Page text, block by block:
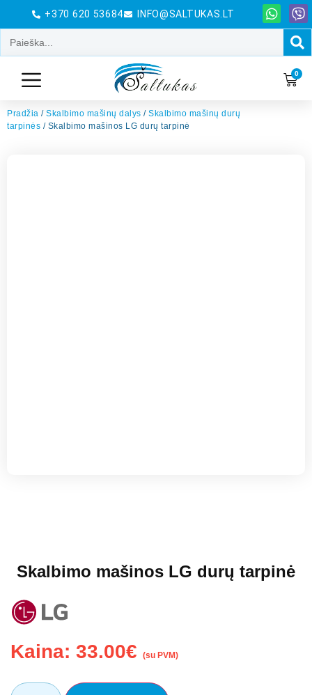
+370 620 53684 INFO@SALTUKAS.LT
0
Pradžia / Skalbimo mašinų dalys / Skalbimo mašinų durų
tarpinės / Skalbimo mašinos LG durų tarpinė
Skalbimo mašinos LG durų tarpinė
Kaina: 33.00€ (su PVM)